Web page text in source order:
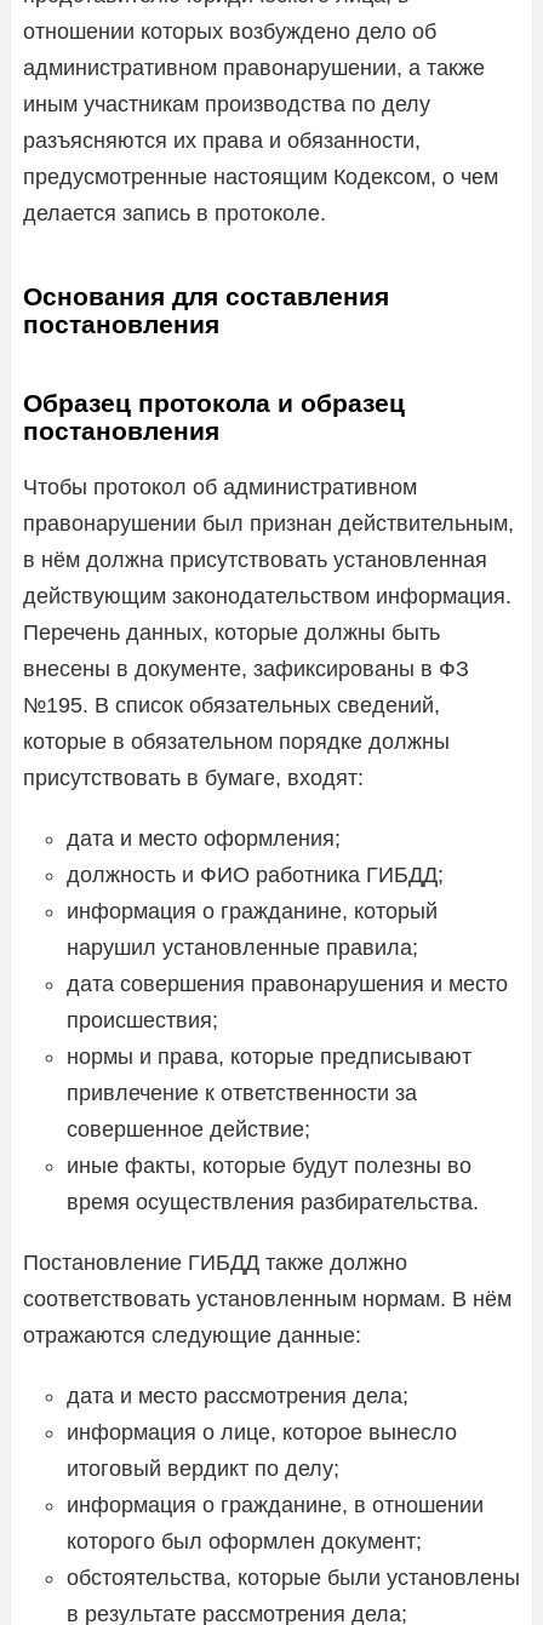
отношении которых возбуждено дело об
административном правонарушении, а также
иным участникам производства по делу
разъясняются их права и обязанности,
предусмотренные настоящим Кодексом, о чем
делается запись в протоколе.
Основания для составления
постановления
Образец протокола и образец
постановления
Чтобы протокол об административном
правонарушении был признан действительным,
в нём должна присутствовать установленная
действующим законодательством информация.
Перечень данных, которые должны быть
внесены в документе, зафиксированы в ФЗ
№195. В список обязательных сведений,
которые в обязательном порядке должны
присутствовать в бумаге, входят:
дата и место оформления;
должность и ФИО работника ГИБДД;
информация о гражданине, который
нарушил установленные правила;
дата совершения правонарушения и место
происшествия;
нормы и права, которые предписывают
привлечение к ответственности за
совершенное действие;
иные факты, которые будут полезны во
время осуществления разбирательства.
Постановление ГИБДД также должно
соответствовать установленным нормам. В нём
отражаются следующие данные:
дата и место рассмотрения дела;
информация о лице, которое вынесло
итоговый вердикт по делу;
информация о гражданине, в отношении
которого был оформлен документ;
обстоятельства, которые были установлены
в результате рассмотрения дела;